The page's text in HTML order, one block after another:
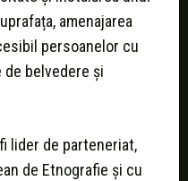
amenajarea
persoanelor cu
belvedere și
lider de parteneriat,
de Etnografie și cu